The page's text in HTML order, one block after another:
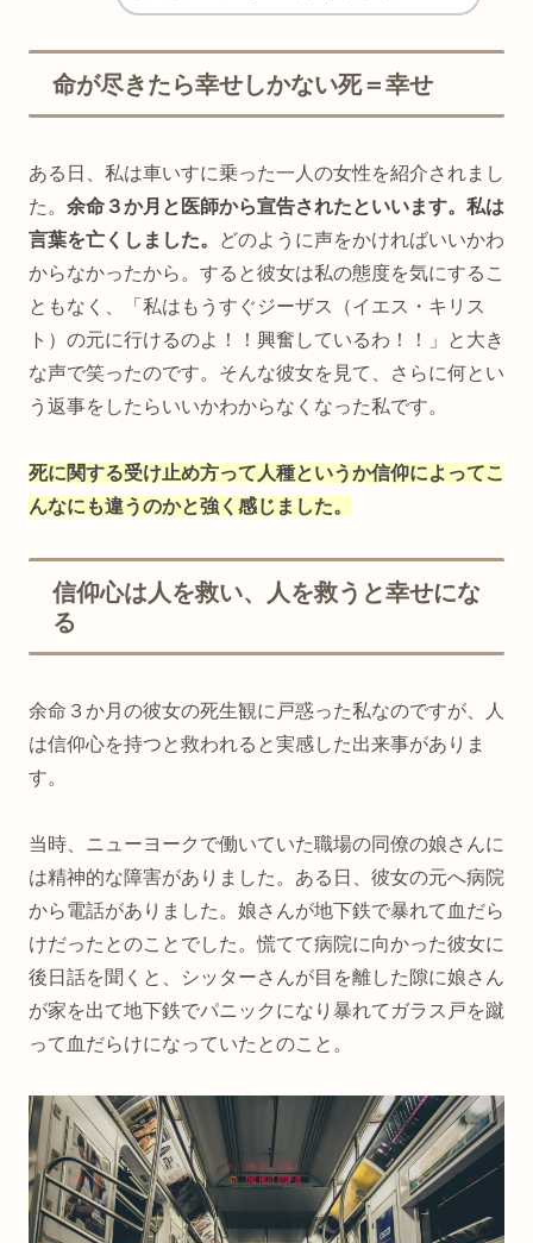
命が尽きたら幸せしかない死＝幸せ
ある日、私は車いすに乗った一人の女性を紹介されまし
た。 余命３か月と医師から宣告されたといいます。私は
言葉を亡くしました。
どのように声をかければいいかわ
からなかったから。すると彼女は私の態度を気にするこ
ともなく、「私はもうすぐジーザス（イエス・キリス
ト）の元に行けるのよ！！興奮しているわ！！」と大き
な声で笑ったのです。そんな彼女を見て、さらに何とい
う返事をしたらいいかわからなくなった私です。
死に関する受け止め方って人種というか信仰によってこ
んなにも違うのかと強く感じました。
信仰心は人を救い、人を救うと幸せにな
る
余命３か月の彼女の死生観に戸惑った私なのですが、人
は信仰心を持つと救われると実感した出来事がありま
す。
当時、ニューヨークで働いていた職場の同僚の娘さんに
は精神的な障害がありました。ある日、彼女の元へ病院
から電話がありました。娘さんが地下鉄で暴れて血だら
けだったとのことでした。慌てて病院に向かった彼女に
後日話を聞くと、シッターさんが目を離した隙に娘さん
が家を出て地下鉄でパニックになり暴れてガラス戸を蹴
って血だらけになっていたとのこと。